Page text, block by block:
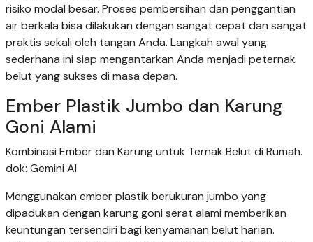
risiko modal besar. Proses pembersihan dan penggantian
air berkala bisa dilakukan dengan sangat cepat dan sangat
praktis sekali oleh tangan Anda. Langkah awal yang
sederhana ini siap mengantarkan Anda menjadi peternak
belut yang sukses di masa depan.
Ember Plastik Jumbo dan Karung
Goni Alami
Kombinasi Ember dan Karung untuk Ternak Belut di Rumah.
dok: Gemini AI
Menggunakan ember plastik berukuran jumbo yang
dipadukan dengan karung goni serat alami memberikan
keuntungan tersendiri bagi kenyamanan belut harian.